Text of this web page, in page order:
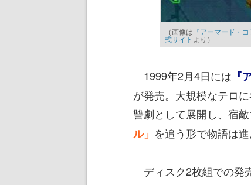
（画像は 『アーマード・
式サイト より）
1999年2月4日には 『
が発売。大規模なテロ
讐劇として展開し、宿
ル」 を追う形で物語は進
ディスク2枚組での発